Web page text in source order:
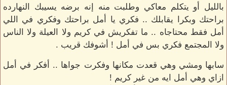
بالليل أو يتكلم معاكي وطلبت منه إنه برضه يسيبك النهارده
براحتك وبكرا يقابلك .. فكري يا أمل براحتك وفكري في اللي
أمل فقط محتاجاه .. ما تفكريش في كريم ولا العيلة ولا الناس
ولا المجتمع فكري بس في أمل ! أشوفك قريب .
سابها ومشي وهي قعدت مكانها وفكرت جواها .. أفكر في أمل
ازاي وهي أمل ايه من غير كريم !